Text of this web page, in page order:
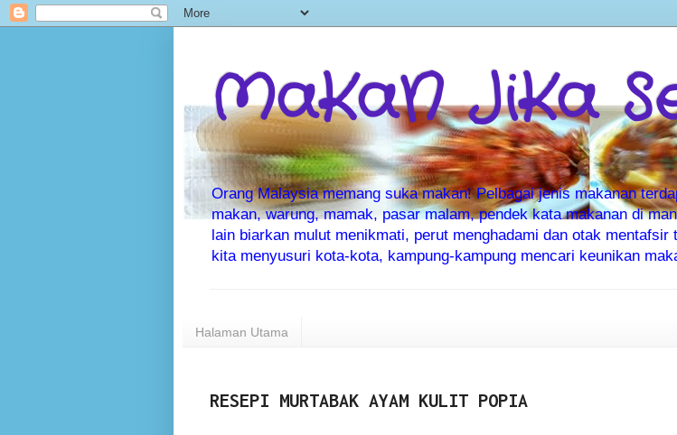
MaKaN JiKa
Orang Malaysia memang suka makan! Pelbagai jenis makanan
makan, warung, mamak, pasar malam, pendek kata makanan di
lain biarkan mulut menikmati, perut menghadami dan otak
kita menyusuri kota-kota, kampung-kampung mencari keunikan
Halaman Utama
RESEPI MURTABAK AYAM KULIT POPIA